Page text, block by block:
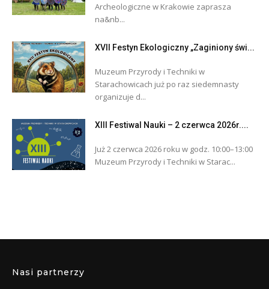
Archeologiczne w Krakowie zaprasza
na&nb...
XVII Festyn Ekologiczny „Zaginiony świ...
Muzeum Przyrody i Techniki w
Starachowicach już po raz siedemnasty
organizuje d...
XIII Festiwal Nauki – 2 czerwca 2026r....
Już 2 czerwca 2026 roku w godz. 10:00–13:00
Muzeum Przyrody i Techniki w Starac...
Nasi partnerzy